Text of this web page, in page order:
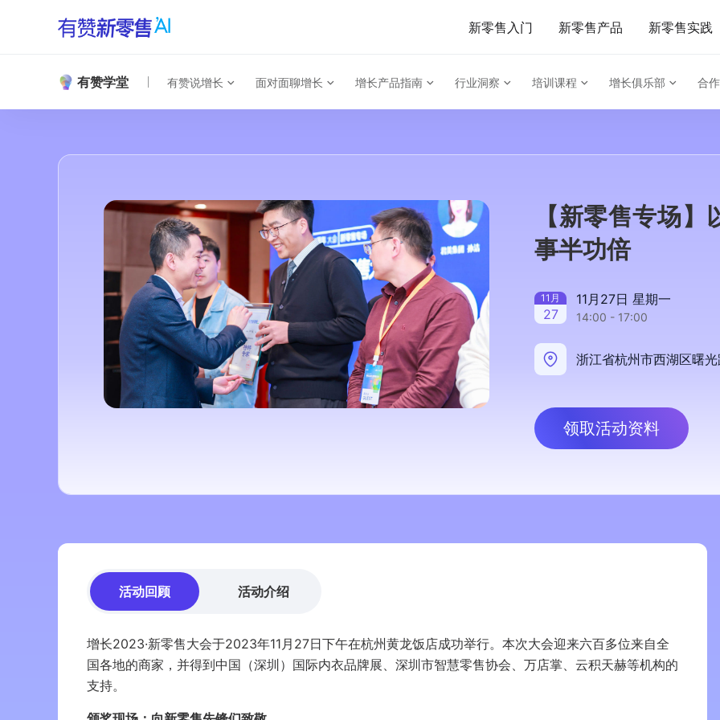
新零售入门 新零售产品 新零售实践
有赞学堂 有赞说增长 面对面聊增长 增长产品指南 行业洞察 培训课程 增长俱乐部 合
【新零售专场
事半功倍
11 月
27
11月27日 星期一
14:00 - 17:00
浙江省杭州市西湖区曙
领取活动资料
活动回顾 活动介绍
增长2023·新零售大会于2023年11月27日下午在杭州黄龙饭店成功举行。本次大会迎来六百多位来自全
国各地的商家，并得到中国（深圳）国际内衣品牌展、深圳市智慧零售协会、万店掌、云积天赫等机构的
支持。